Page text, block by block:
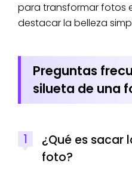
para transformar fotos
destacar la belleza
Preguntas
silueta de una
1
¿Qué es sacar
foto?